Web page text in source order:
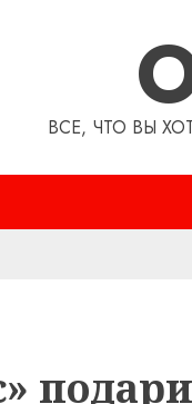
ВСЕ, ЧТО ВЫ